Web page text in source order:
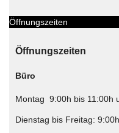
Öffnungszeiten
Öffnungszeiten
Büro
Montag 9:00h bis 11:00h
Dienstag bis Freitag: